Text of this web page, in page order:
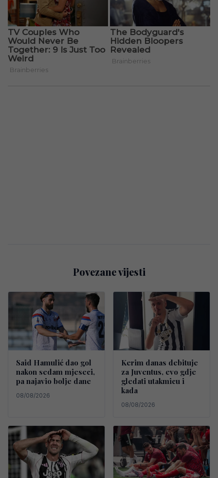
Povezane vijesti
Said Hamulić dao gol
nakon sedam mjeseci,
pa najavio bolje dane
08/08/2026
Kerim danas debituje
za Juventus, evo gdje
gledati utakmicu i
kada
08/08/2026